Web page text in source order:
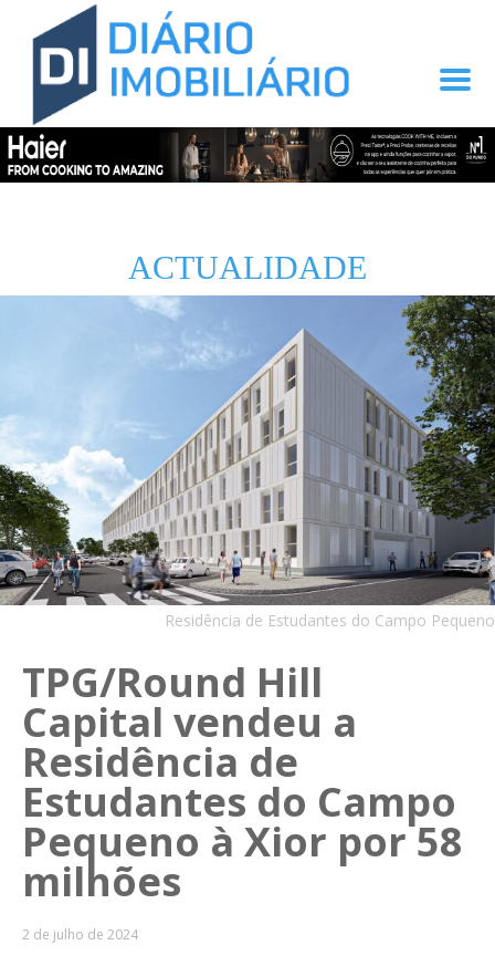
ACTUALIDADE
Residência de Estudantes do Campo Pequeno
TPG/Round Hill
Capital vendeu a
Residência de
Estudantes do Campo
Pequeno à Xior por 58
milhões
2 de julho de 2024